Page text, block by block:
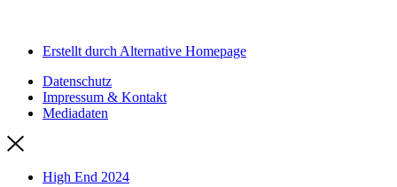
Erstellt durch Alternative Homepage
Datenschutz
Impressum & Kontakt
Mediadaten
High End 2024